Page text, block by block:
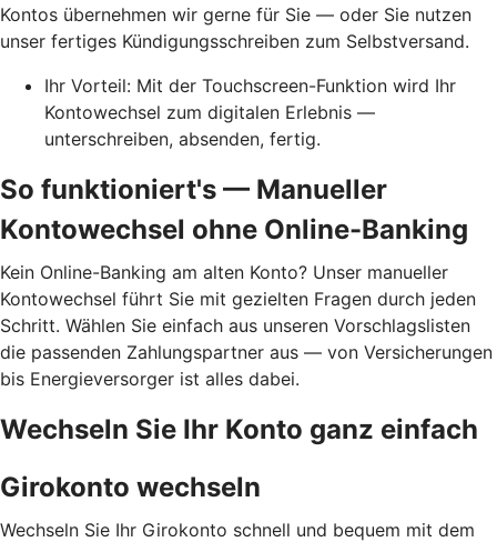
Kontos übernehmen wir gerne für Sie — oder Sie nutzen
unser fertiges Kündigungsschreiben zum Selbstversand.
Ihr Vorteil: Mit der Touchscreen-Funktion wird Ihr
Kontowechsel zum digitalen Erlebnis —
unterschreiben, absenden, fertig.
So funktioniert's — Manueller
Kontowechsel ohne Online-Banking
Kein Online-Banking am alten Konto? Unser manueller
Kontowechsel führt Sie mit gezielten Fragen durch jeden
Schritt. Wählen Sie einfach aus unseren Vorschlagslisten
die passenden Zahlungspartner aus — von Versicherungen
bis Energieversorger ist alles dabei.
Wechseln Sie Ihr Konto ganz einfach
Girokonto wechseln
Wechseln Sie Ihr Girokonto schnell und bequem mit dem